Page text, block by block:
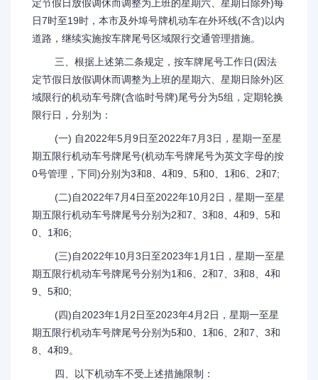
定节假日放假调休而调整为上班的星期六、星期日除外)每
日7时至19时，本市及外埠号牌机动车在外环线(不含)以内
道路，继续实施按车牌尾号区域限行交通管理措施。
三、根据上述第二条规定，按车牌尾号工作日(因法
定节假日放假调休而调整为上班的星期六、星期日除外)区
域限行的机动车号牌(含临时号牌)尾号分为5组，定期轮换
限行日，分别为：
(一) 自2022年5月9日至2022年7月3日，星期一至星
期五限行机动车号牌尾号(机动车号牌尾号为英文字母的按
0号管理，下同)分别为3和8、4和9、5和0、1和6、2和7;
(二)自2022年7月4日至2022年10月2日，星期一至星
期五限行机动车号牌尾号分别为2和7、3和8、4和9、5和
0、1和6;
(三)自2022年10月3日至2023年1月1日，星期一至星
期五限行机动车号牌尾号分别为1和6、2和7、3和8、4和
9、5和0;
(四)自2023年1月2日至2023年4月2日，星期一至星
期五限行机动车号牌尾号分别为5和0、1和6、2和7、3和
8、4和9。
四、以下机动车不受上述措施限制：